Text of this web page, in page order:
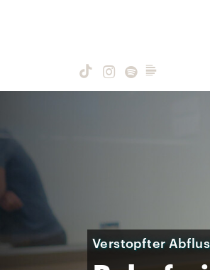
Verstopfter